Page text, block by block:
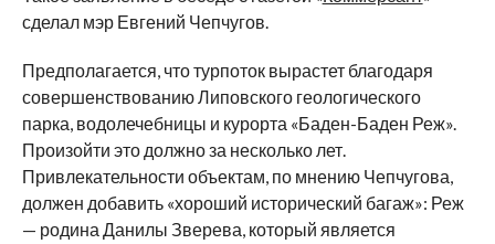
сделал мэр Евгений Чепчугов.
Предполагается, что турпоток вырастет благодаря
совершенствованию Липовского геологического
парка, водолечебницы и курорта «Баден-Баден Реж».
Произойти это должно за несколько лет.
Привлекательности объектам, по мнению Чепчугова,
должен добавить «хороший исторический багаж»: Реж
— родина Данилы Зверева, который является